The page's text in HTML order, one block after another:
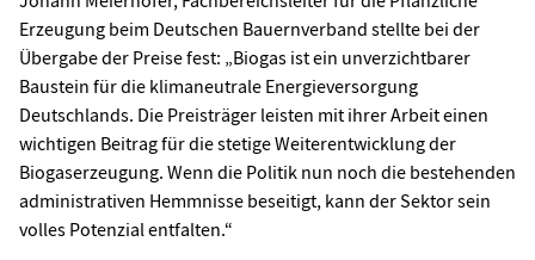
Erzeugung beim Deutschen Bauernverband stellte bei der
Übergabe der Preise fest: „Biogas ist ein unverzichtbarer
Baustein für die klimaneutrale Energieversorgung
Deutschlands. Die Preisträger leisten mit ihrer Arbeit einen
wichtigen Beitrag für die stetige Weiterentwicklung der
Biogaserzeugung. Wenn die Politik nun noch die bestehenden
administrativen Hemmnisse beseitigt, kann der Sektor sein
volles Potenzial entfalten.“